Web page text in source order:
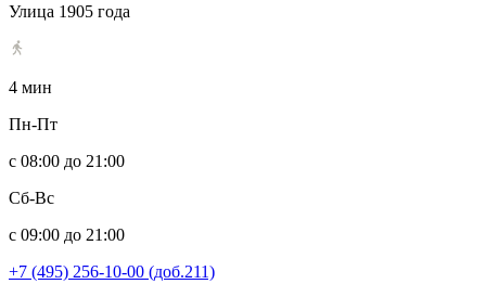
Улица 1905 года
4 мин
Пн-Пт
с 08:00 до 21:00
Сб-Вс
с 09:00 до 21:00
+7 (495) 256-10-00 (доб.211)